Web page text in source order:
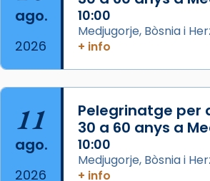
seu germà Joan i Pere un
acompanyava més de prop
Segons el llibre dels Fets
apòstol màrtir, decapitat a
Herodes Agripa (vers l'any
Patró de Galícia, després de
musulmanes fou venerat
Regnes castellans i més tard
Espanya.
ago.
2026
10:00
Medjugorje, Bòsnia i
+ info
11
ago.
2026
Pelegrinatge per
30 a 60 anys a
10:00
Medjugorje, Bòsnia i
+ info